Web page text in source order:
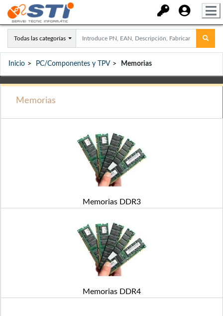
Todas las categorías
Inicio PC/Componentes y TPV Memorias
Memorias
Memorias DDR3
Memorias DDR4